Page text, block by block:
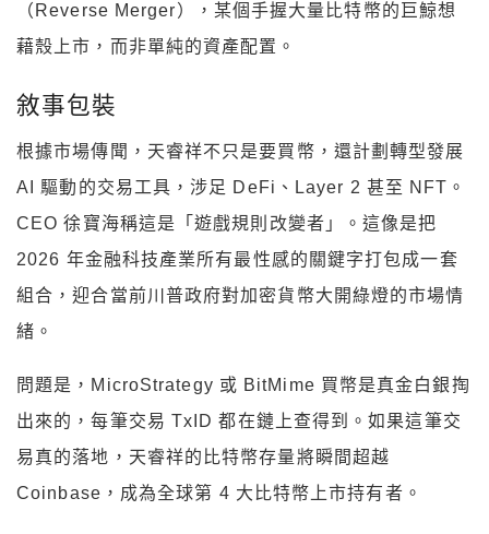
（Reverse Merger），某個手握大量比特幣的巨鯨想
藉殼上市，而非單純的資產配置。
敘事包裝
根據市場傳聞，天睿祥不只是要買幣，還計劃轉型發展
AI 驅動的交易工具，涉足 DeFi、Layer 2 甚至 NFT。
CEO 徐寶海稱這是「遊戲規則改變者」。這像是把
2026 年金融科技產業所有最性感的關鍵字打包成一套
組合，迎合當前川普政府對加密貨幣大開綠燈的市場情
緒。
問題是，MicroStrategy 或 BitMime 買幣是真金白銀掏
出來的，每筆交易 TxID 都在鏈上查得到。如果這筆交
易真的落地，天睿祥的比特幣存量將瞬間超越
Coinbase，成為全球第 4 大比特幣上市持有者。